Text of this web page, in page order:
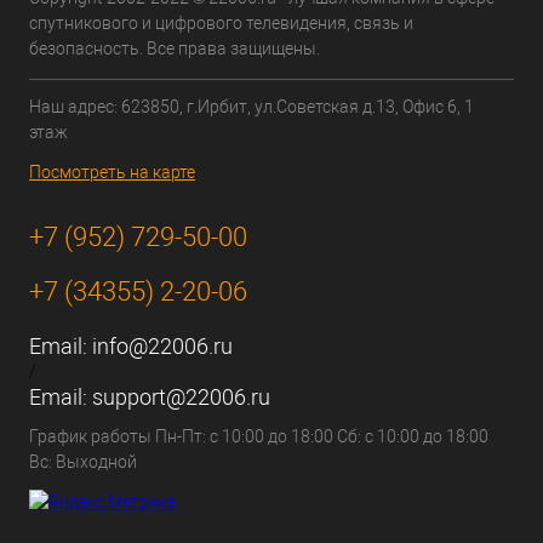
спутникового и цифрового телевидения, связь и
безопасность. Все права защищены.
Наш адрес: 623850, г.Ирбит, ул.Советская д.13, Офис 6, 1
этаж
Посмотреть на карте
+7 (952) 729-50-00
+7 (34355) 2-20-06
Email: info@22006.ru
/
Email: support@22006.ru
График работы Пн-Пт: с 10:00 до 18:00 Сб: с 10:00 до 18:00
Вс: Выходной